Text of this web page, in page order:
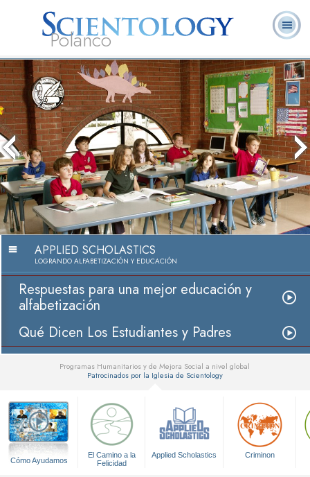
Polanco
L. Ronald
Hubbard
¿Qué es
Scientology?
Ministros
Voluntarios
Preguntas
Frecuentes
Libros
The media could not be
because the server or
because the format is not
APPLIED SCHOLASTICS
LOGRANDO ALFABETIZACIÓN Y EDUCACIÓN
Respuestas para una mejor educación y
alfabetización
Qué Dicen Los Estudiantes y Padres
Programas Humanitarios y de Mejora Social a nivel global
Patrocinados por la Iglesia de Scientology
Cómo Ayudamos
El Camino a la
Felicidad
Applied Scholastics Criminon